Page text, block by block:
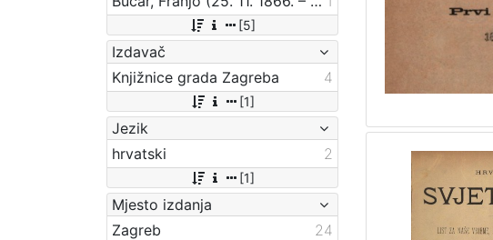
[5]
Izdavač
Knjižnice grada Zagreba
4
[1]
Jezik
hrvatski
2
[1]
Mjesto izdanja
Zagreb
24